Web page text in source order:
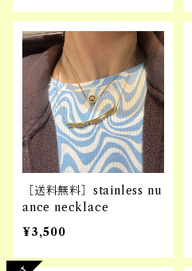
［送料無料］stainless nu
ance necklace
¥3,500